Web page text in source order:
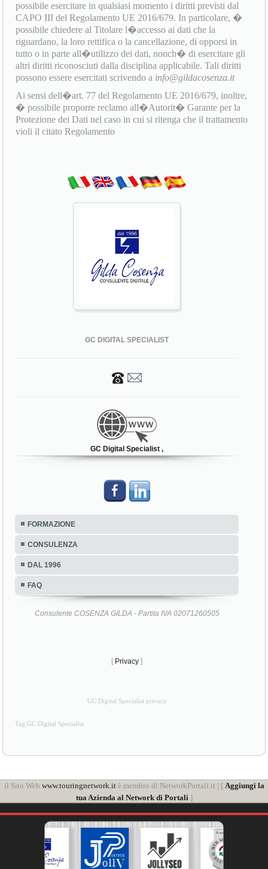
possibile esercitare in qualsiasi momento i diritti previsti dal
CAPO III del Regolamento UE 2016/679. In particolare, �
possibile chiedere al Titolare l�accesso ai dati che la
riguardano, la loro rettifica o la cancellazione, di opporsi in
tutto o in parte all�utilizzo dei dati, nonch� di esercitare gli
altri diritti riconosciuti dalla disciplina applicabile. Tali diritti
possono essere esercitati scrivendo a info@gildacosenza.it
Ai sensi dell�art. 77 del Regolamento UE 2016/679, inoltre,
� possibile proporre reclamo all�Autorit� Garante per la
Protezione dei Dati nel caso in cui si ritenga che il trattamento
violi il citato Regolamento
GC DIGITAL SPECIALIST
GC Digital Specialist ,
FORMAZIONE
CONSULENZA
DAL 1996
FAQ
Consulente COSENZA GILDA - Partita IVA 02071260505
[ Privacy ]
GC Digital Specialist privacy
Tag GC Digital Specialist
il Sito Web www.touringnetwork.itè membro di NetworkPortali.it | [ Aggiungi la
tua Azienda al Network di Portali]